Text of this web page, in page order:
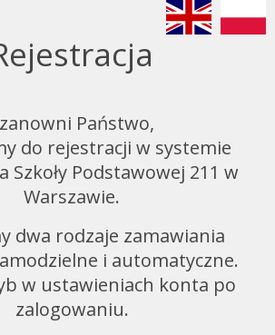
Państwo,
do rejestracji w systemie
Szkoły Podstawowej 211 w
Warszawie.
dwa rodzaje zamawiania
i automatyczne.
w ustawieniach konta po
zalogowaniu.